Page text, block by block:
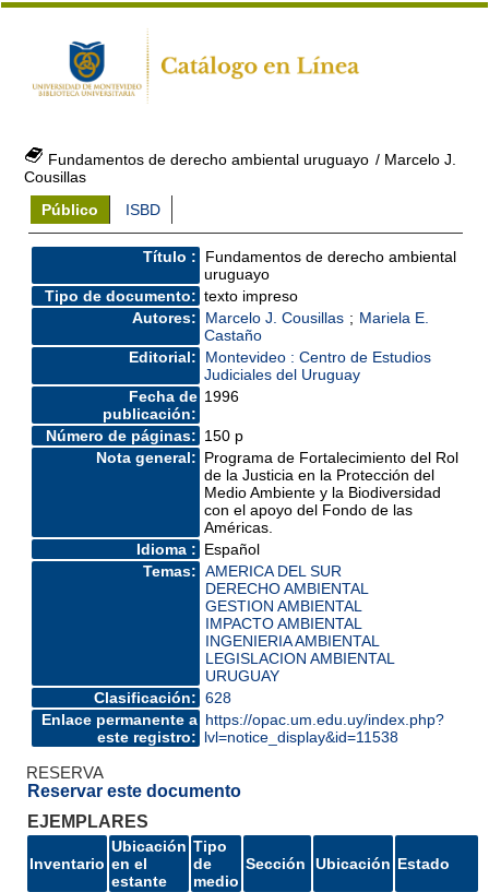
Fundamentos de derecho ambiental uruguayo / Marcelo J.
Cousillas
Público
ISBD
Título :
Fundamentos de derecho ambiental
uruguayo
Tipo de documento: texto impreso
Autores:
Marcelo J. Cousillas ; Mariela E.
Castaño
Editorial:
Montevideo : Centro de Estudios
Judiciales del Uruguay
Fecha de
publicación:
1996
Número de páginas: 150 p
Nota general: Programa de Fortalecimiento del Rol
de la Justicia en la Protección del
Medio Ambiente y la Biodiversidad
con el apoyo del Fondo de las
Américas.
Idioma : Español
Temas: AMERICA DEL SUR
DERECHO AMBIENTAL
GESTION AMBIENTAL
IMPACTO AMBIENTAL
INGENIERIA AMBIENTAL
LEGISLACION AMBIENTAL
URUGUAY
Clasificación: 628
Enlace permanente a
este registro:
https://opac.um.edu.uy/index.php?
lvl=notice_display&id=11538
RESERVA
Reservar este documento
EJEMPLARES
Inventario
Ubicación
en el
estante
Tipo
de
medio
Sección Ubicación Estado